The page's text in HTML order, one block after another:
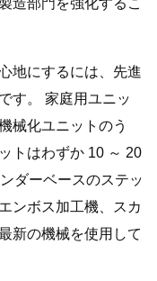
造部門を強化するこ
地にするには、先進
す。 家庭用ユニッ
械化ユニットのう
トはわずか 10 ～ 20
ダーベースのステッ
ンボス加工機、スカ
新の機械を使用して